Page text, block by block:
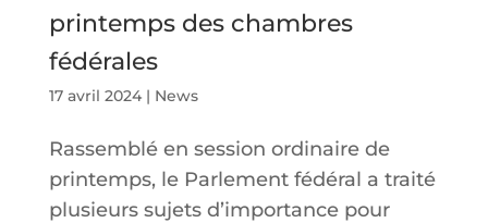
printemps des chambres
fédérales
17 avril 2024| News
Rassemblé en session ordinaire de
printemps, le Parlement fédéral a traité
plusieurs sujets d’importance pour